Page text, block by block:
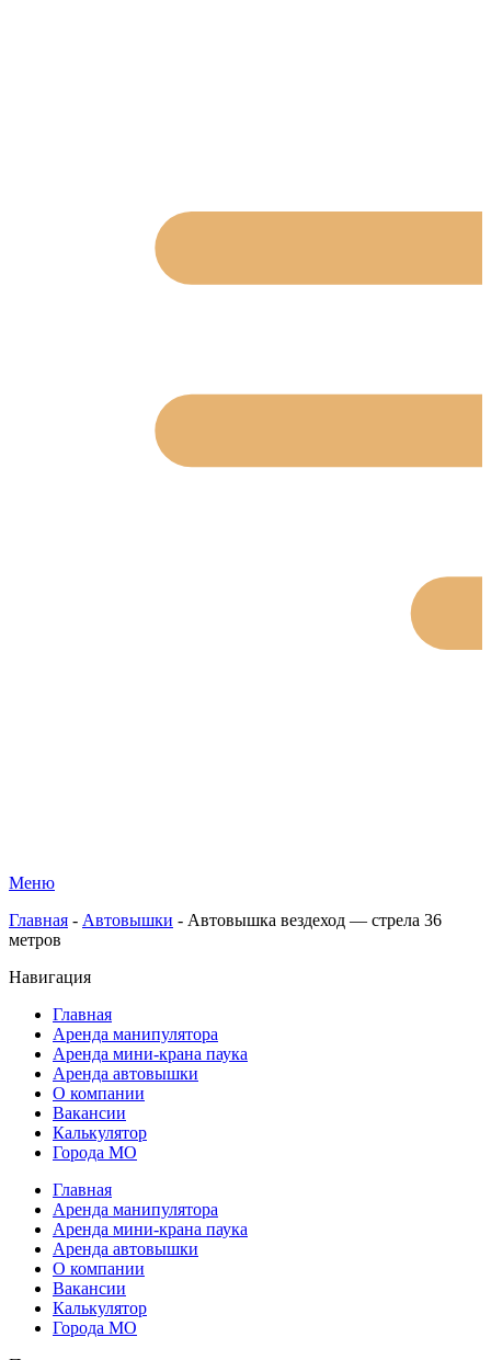
Меню
Главная - Автовышки - Автовышка вездеход — стрела 36
метров
Навигация
Главная
Аренда манипулятора
Аренда мини-крана паука
Аренда автовышки
О компании
Вакансии
Калькулятор
Города МО
Главная
Аренда манипулятора
Аренда мини-крана паука
Аренда автовышки
О компании
Вакансии
Калькулятор
Города МО